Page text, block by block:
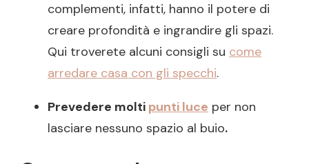
complementi, infatti, hanno il potere di
creare profondità e ingrandire gli spazi.
Qui troverete alcuni consigli su come
arredare casa con gli specchi.
Prevedere molti punti luce per non
lasciare nessuno spazio al buio.